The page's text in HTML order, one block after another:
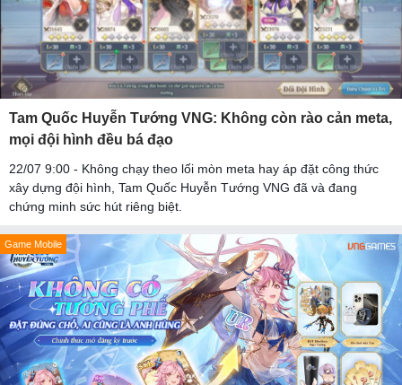
Tam Quốc Huyễn Tướng VNG: Không còn rào cản meta,
mọi đội hình đều bá đạo
22/07 9:00 - Không chạy theo lối mòn meta hay áp đặt công thức
xây dựng đội hình, Tam Quốc Huyễn Tướng VNG đã và đang
chứng minh sức hút riêng biệt.
Game Mobile